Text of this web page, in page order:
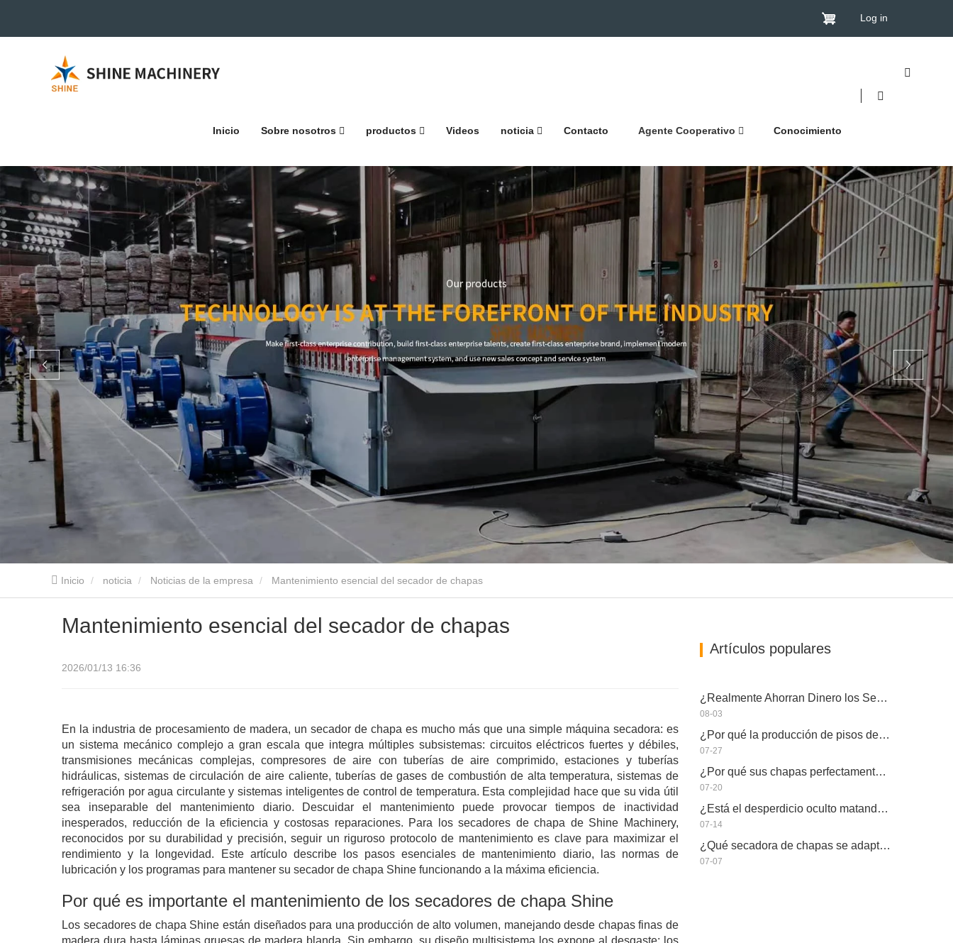
Log in
Inicio Sobre nosotros productos Videos noticia Contacto Agente Cooperativo Conocimiento
Inicio noticia Noticias de la empresa Mantenimiento esencial del secador de chapas
Mantenimiento esencial del secador de chapas
2026/01/13 16:36
En la industria de procesamiento de madera, un secador de chapa es mucho más que una simple máquina secadora: es
un sistema mecánico complejo a gran escala que integra múltiples subsistemas: circuitos eléctricos fuertes y débiles,
transmisiones mecánicas complejas, compresores de aire con tuberías de aire comprimido, estaciones y tuberías
hidráulicas, sistemas de circulación de aire caliente, tuberías de gases de combustión de alta temperatura, sistemas de
refrigeración por agua circulante y sistemas inteligentes de control de temperatura. Esta complejidad hace que su vida útil
sea inseparable del mantenimiento diario. Descuidar el mantenimiento puede provocar tiempos de inactividad
inesperados, reducción de la eficiencia y costosas reparaciones. Para los secadores de chapa de Shine Machinery,
reconocidos por su durabilidad y precisión, seguir un riguroso protocolo de mantenimiento es clave para maximizar el
rendimiento y la longevidad. Este artículo describe los pasos esenciales de mantenimiento diario, las normas de
lubricación y los programas para mantener su secador de chapa Shine funcionando a la máxima eficiencia.
Por qué es importante el mantenimiento de los secadores de chapa Shine
Los secadores de chapa Shine están diseñados para una producción de alto volumen, manejando desde chapas finas de
Artículos populares
¿Realmente Ahorran Dinero los Secadores de Chapa Más Grandes?
08-03
¿Por qué la producción de pisos de eucalipto necesita un secador de chapas?
07-27
¿Por qué sus chapas perfectamente secadas se rehumedecen?
07-20
¿Está el desperdicio oculto matando la capacidad real de su secador de chapas?
07-14
¿Qué secadora de chapas se adapta a su fábrica?
07-07